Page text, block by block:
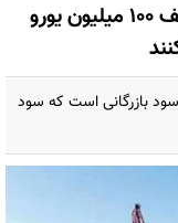
ایرانیان خارج از کشور مجموعا تا سقف ۱۰۰ میلیون یورو
بازرگانی است که سود